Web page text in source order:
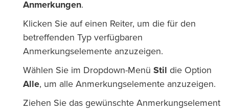
Anmerkungen.
Klicken Sie auf einen Reiter, um die für den
betreffenden Typ verfügbaren
Anmerkungselemente anzuzeigen.
Wählen Sie im Dropdown-Menü Stil
die Option
Alle, um alle Anmerkungselemente anzuzeigen.
Ziehen Sie das gewünschte Anmerkungselement